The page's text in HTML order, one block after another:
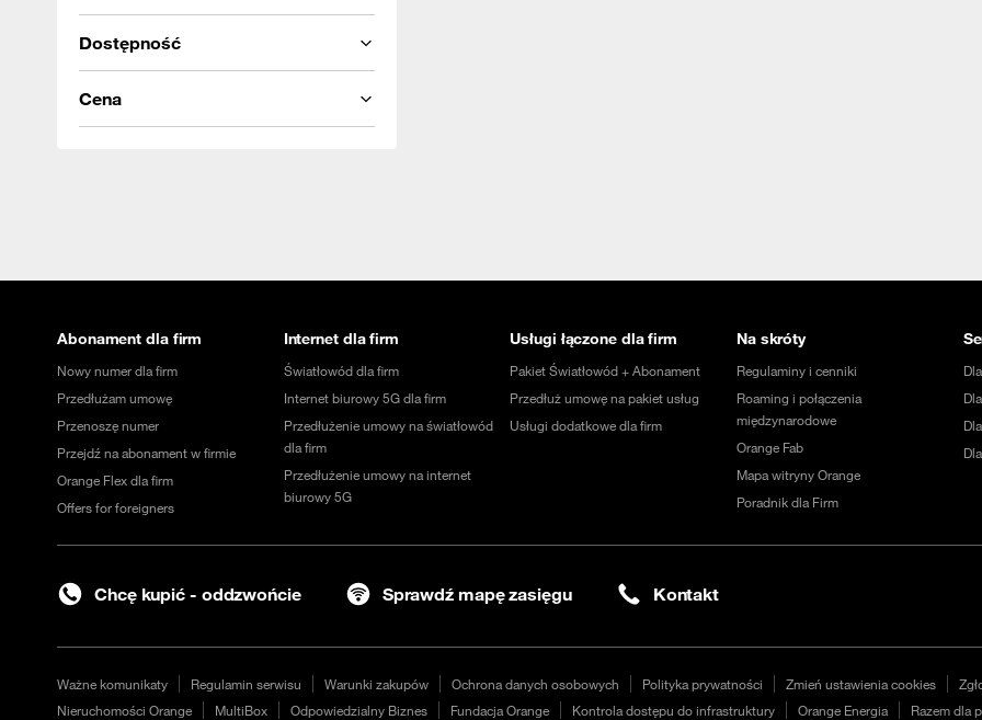
Dostępność
Cena
Abonament dla firm
Nowy numer dla firm
Przedłużam umowę
Przenoszę numer
Przejdź na abonament w firmie
Orange Flex dla firm
Offers for foreigners
Internet dla firm
Światłowód dla firm
Internet biurowy 5G dla firm
Przedłużenie umowy na światłowód
dla firm
Przedłużenie umowy na internet
biurowy 5G
Usługi łączone dla firm
Pakiet Światłowód + Abonament
Przedłuż umowę na pakiet usług
Usługi dodatkowe dla firm
Na skróty
Regulaminy i cenniki
Roaming i połączenia
międzynarodowe
Orange Fab
Mapa witryny Orange
Poradnik dla Firm
Chcę kupić - oddzwońcie Sprawdź mapę zasięgu Kontakt
Ważne komunikaty Regulamin serwisu Warunki zakupów Ochrona danych osobowych Polityka prywatności Zmień ustawienia cookies
Nieruchomości Orange
MultiBox Odpowiedzialny Biznes Fundacja Orange Kontrola dostępu do infrastruktury Orange Energia Razem dla